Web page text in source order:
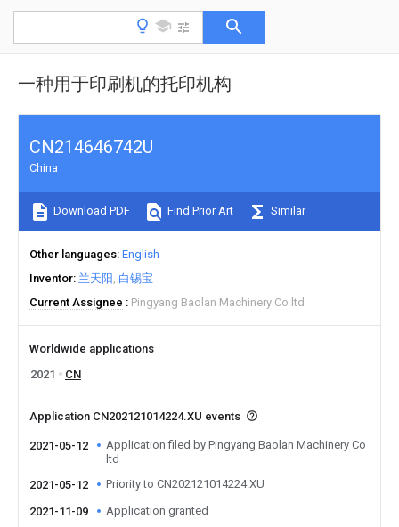
一种用于印刷机的托印机构
CN214646742U
China
Download PDF Find Prior Art Similar
Other languages English
Inventor 兰天阳 白锡宝
Current Assignee
Pingyang Baolan Machinery Co ltd
Worldwide applications
2021
CN
Application CN202121014224.XU events
2021-05-12
Application filed by Pingyang Baolan Machinery Co
ltd
2021-05-12
Priority to CN202121014224.XU
2021-11-09 Application granted